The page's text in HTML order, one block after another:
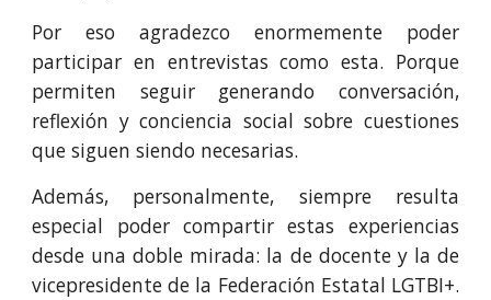
Por eso agradezco enormemente poder
participar en entrevistas como esta. Porque
permiten seguir generando conversación,
reflexión y conciencia social sobre cuestiones
que siguen siendo necesarias.
Además, personalmente, siempre resulta
especial poder compartir estas experiencias
desde una doble mirada: la de docente y la de
vicepresidente de la Federación Estatal LGTBI+.